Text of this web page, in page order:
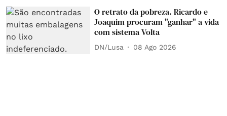
O retrato da pobreza. Ricardo e
Joaquim procuram "ganhar" a vida
com sistema Volta
DN/Lusa 08 Ago 2026